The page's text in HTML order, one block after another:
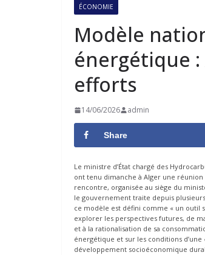
ÉCONOMIE
Modèle
énergétique
efforts
14/06/2026 admin
Share
Le ministre d’État chargé des
ont tenu dimanche à Alger une
rencontre, organisée au siège du
le gouvernement traite depuis
ce modèle est défini comme « un outil
explorer les perspectives futures, de
et à la rationalisation de sa
énergétique et sur les conditions
développement socioéconomique